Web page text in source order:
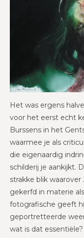
Het was ergens
voor het eerst echt
Burssens in het
waarmee je als
die eigenaardig
schilderij je aankijkt.
strakke blik
gekerfd in materie
fotografische geeft
geportretteerde
wat is dat